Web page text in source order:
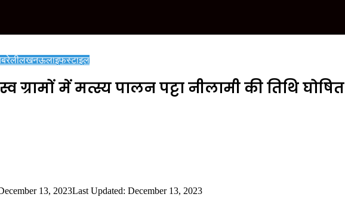
लखनऊलाइफस्टाइल
में मत्स्य पालन पट्टा नीलामी की तिथि घोषित
13, 2023Last Updated: December 13, 2023